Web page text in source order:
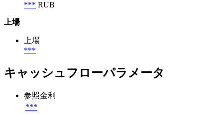
*** RUB
上場
上場
***
キャッシュフローパラメータ
参照金利
***